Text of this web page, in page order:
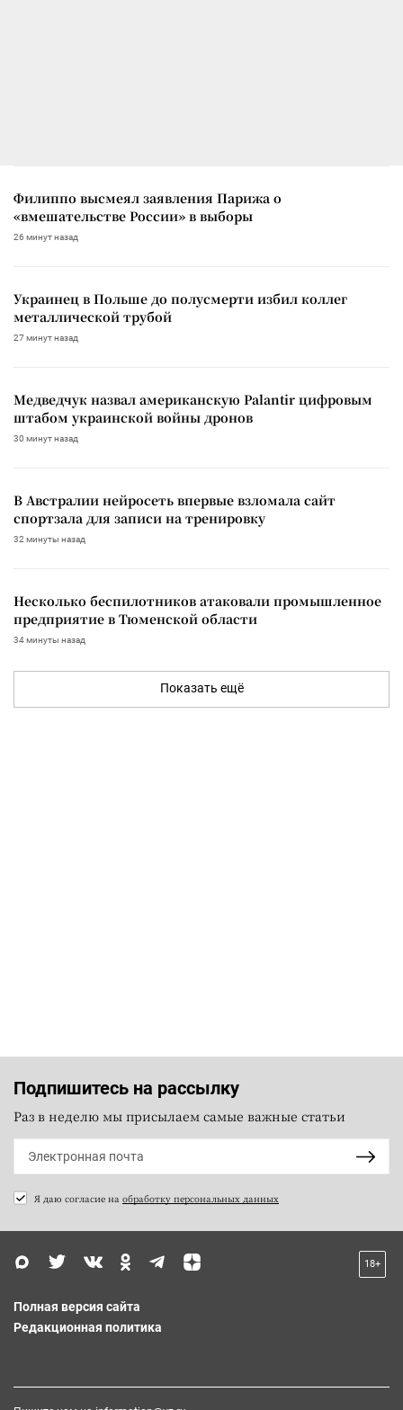
Филиппо высмеял заявления Парижа о
«вмешательстве России» в выборы
26 минут назад
Украинец в Польше до полусмерти избил коллег
металлической трубой
27 минут назад
Медведчук назвал американскую Palantir цифровым
штабом украинской войны дронов
30 минут назад
В Австралии нейросеть впервые взломала сайт
спортзала для записи на тренировку
32 минуты назад
Несколько беспилотников атаковали промышленное
предприятие в Тюменской области
34 минуты назад
Показать ещё
Подпишитесь на рассылку
Раз в неделю мы присылаем самые важные статьи
Я даю согласие на обработку персональных данных
18+
Полная версия сайта
Редакционная политика